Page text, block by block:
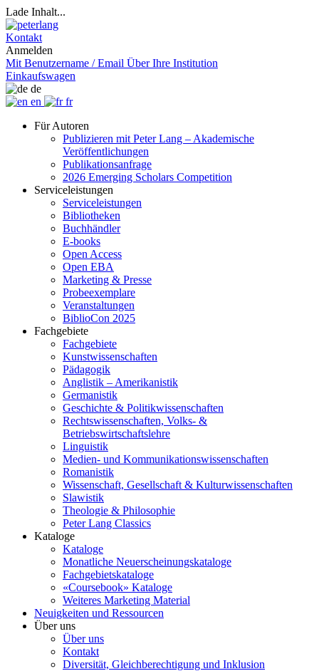
Lade Inhalt...
Kontakt
Anmelden
Mit Benutzername / Email Über Ihre Institution
Einkaufswagen
de
en
fr
Für Autoren
Publizieren mit Peter Lang – Akademische
Veröffentlichungen
Publikationsanfrage
2026 Emerging Scholars Competition
Serviceleistungen
Serviceleistungen
Bibliotheken
Buchhändler
E-books
Open Access
Open EBA
Marketing & Presse
Probeexemplare
Veranstaltungen
BiblioCon 2025
Fachgebiete
Fachgebiete
Kunstwissenschaften
Pädagogik
Anglistik – Amerikanistik
Germanistik
Geschichte & Politikwissenschaften
Rechtswissenschaften, Volks- &
Betriebswirtschaftslehre
Linguistik
Medien- und Kommunikationswissenschaften
Romanistik
Wissenschaft, Gesellschaft & Kulturwissenschaften
Slawistik
Theologie & Philosophie
Peter Lang Classics
Kataloge
Kataloge
Monatliche Neuerscheinungskataloge
Fachgebietskataloge
«Coursebook» Kataloge
Weiteres Marketing Material
Neuigkeiten und Ressourcen
Über uns
Über uns
Kontakt
Diversität, Gleichberechtigung und Inklusion